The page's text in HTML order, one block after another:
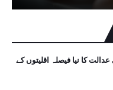
کا نیا فیصلہ اقلیتوں کے